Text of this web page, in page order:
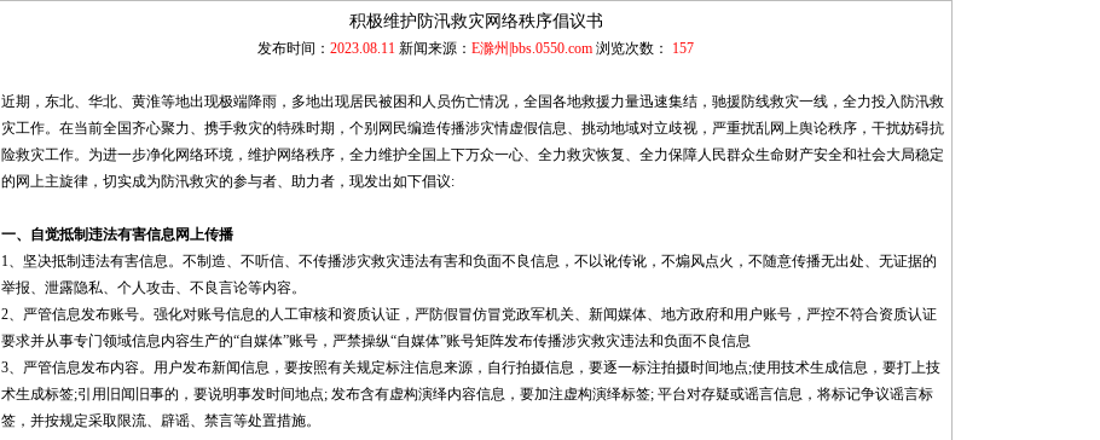
积极维护防汛救灾网络秩序倡议书
发布时间： 2023.08.11 新闻来源： E滁州|bbs.0550.com 浏览次数： 157
近期，东北、华北、黄淮等地出现极端降雨，多地出现居民被困和人员伤亡情况，全国各地救援力量迅速集结，驰援防线救灾一线，全力投入防汛救
灾工作。在当前全国齐心聚力、携手救灾的特殊时期，个别网民编造传播涉灾情虚假信息、挑动地域对立歧视，严重扰乱网上舆论秩序，干扰妨碍抗
险救灾工作。为进一步净化网络环境，维护网络秩序，全力维护全国上下万众一心、全力救灾恢复、全力保障人民群众生命财产安全和社会大局稳定
的网上主旋律，切实成为防汛救灾的参与者、助力者，现发出如下倡议:
一、自觉抵制违法有害信息网上传播
1、坚决抵制违法有害信息。不制造、不听信、不传播涉灾救灾违法有害和负面不良信息，不以讹传讹，不煽风点火，不随意传播无出处、无证据的
举报、泄露隐私、个人攻击、不良言论等内容。
2、严管信息发布账号。强化对账号信息的人工审核和资质认证，严防假冒仿冒党政军机关、新闻媒体、地方政府和用户账号，严控不符合资质认证
要求并从事专门领域信息内容生产的“自媒体”账号，严禁操纵“自媒体”账号矩阵发布传播涉灾救灾违法和负面不良信息
3、严管信息发布内容。用户发布新闻信息，要按照有关规定标注信息来源，自行拍摄信息，要逐一标注拍摄时间地点;使用技术生成信息，要打上技
术生成标签;引用旧闻旧事的，要说明事发时间地点; 发布含有虚构演绎内容信息，要加注虚构演绎标签; 平台对存疑或谣言信息，将标记争议谣言标
签，并按规定采取限流、辟谣、禁言等处置措施。